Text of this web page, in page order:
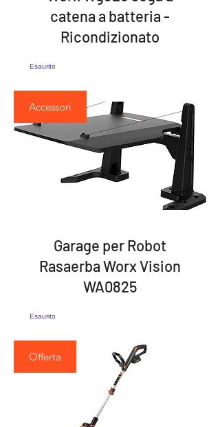
catena a batteria -
Ricondizionato
Esaurito
Accessori
Garage per Robot
Rasaerba Worx Vision
WA0825
Esaurito
Offerta